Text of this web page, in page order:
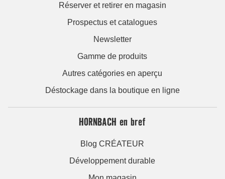
Réserver et retirer en magasin
Prospectus et catalogues
Newsletter
Gamme de produits
Autres catégories en aperçu
Déstockage dans la boutique en ligne
HORNBACH en bref
Blog CRÉATEUR
Développement durable